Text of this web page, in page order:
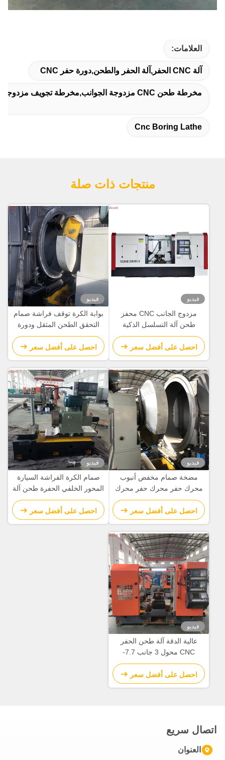
العلامات:
مخرطة طحن CNC مزدوجة الجوانب,مخرطة تجويف مزدوجة الجوانب,مخرطة تجويف CNC
Cnc Boring Lathe
منتجات ذات صلة
فيديو
مزدوج الجانب CNC محفز
طحن آلة التسلسل الذكية
بالكامل الآلية
احصل على أفضل سعر
فيديو
بوابة الكرة توقف فراشة صمام
التحقق الطحن المثقل ودورة
الجهاز الدوارة 50 R/Min
احصل على أفضل سعر
فيديو
مضخة صمام مخفض أنبوب
محرك حفر محرك حفر محرك
تحويل آلة CNC آلة الدوائر
احصل على أفضل سعر
فيديو
صمام الكرة الفراشة السيارة
المحور الخلفي الحفرة طحن آلة
تحويل / طاحونة تحويل Cnc
احصل على أفضل سعر
فيديو
عالية الدقة آلة طحن الحفر
CNC محول 3 جانب 7.7-
15N.M محرك الخدمة
احصل على أفضل سعر
سريع
العنوان